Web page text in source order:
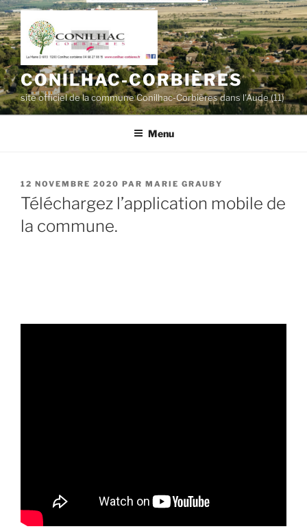
Aller
au
contenu
principal
CONILHAC-CORBIÈRES
site officiel de la commune Conilhac-Corbières dans l'Aude (11)
Menu
PUBLIÉ
LE
12 NOVEMBRE 2020 PAR MARIE GRAUBY
Téléchargez l’application mobile de
la commune.